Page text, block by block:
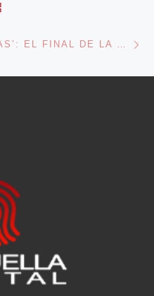
‘EL SABOR DE TUS HERIDAS’: EL FINAL DE LA TRILOGÍA